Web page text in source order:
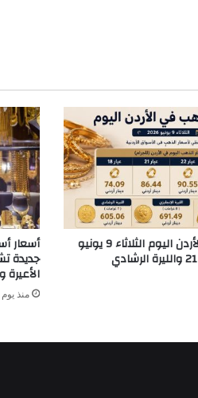
سعر الذهب في الأردن اليوم الثلاثاء 9 يونيو أسعار
جديدة
الأعيرة
منذ يوم